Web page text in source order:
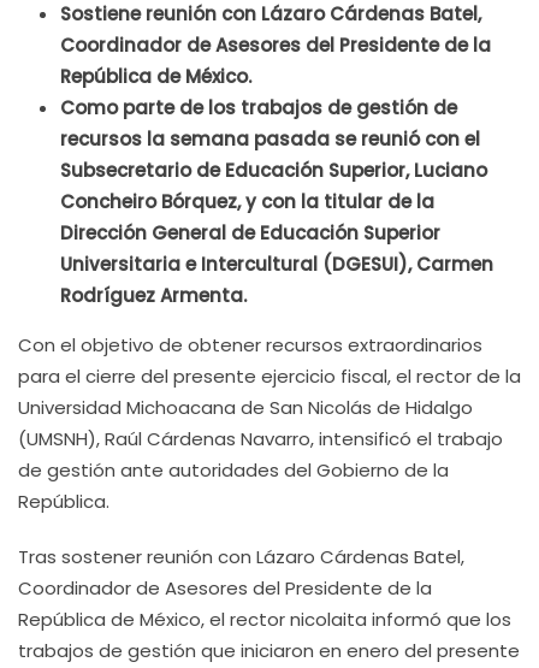
Sostiene reunión con Lázaro Cárdenas Batel,
Coordinador de Asesores del Presidente de la
República de México.
Como parte de los trabajos de gestión de
recursos la semana pasada se reunió con el
Subsecretario de Educación Superior, Luciano
Concheiro Bórquez, y con la titular de la
Dirección General de Educación Superior
Universitaria e Intercultural (DGESUI), Carmen
Rodríguez Armenta.
Con el objetivo de obtener recursos extraordinarios
para el cierre del presente ejercicio fiscal, el rector de la
Universidad Michoacana de San Nicolás de Hidalgo
(UMSNH), Raúl Cárdenas Navarro, intensificó el trabajo
de gestión ante autoridades del Gobierno de la
República.
Tras sostener reunión con Lázaro Cárdenas Batel,
Coordinador de Asesores del Presidente de la
República de México, el rector nicolaita informó que los
trabajos de gestión que iniciaron en enero del presente